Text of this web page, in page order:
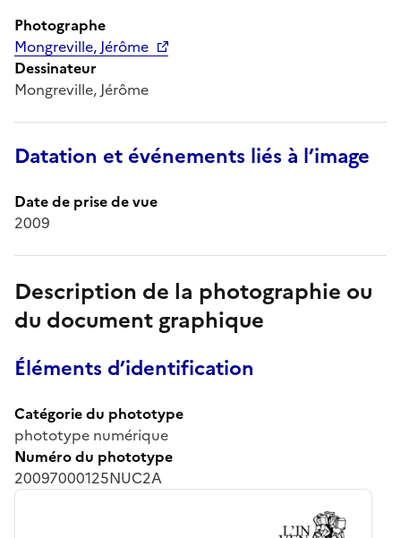
Photographe
Mongreville, Jérôme
Dessinateur
Mongreville, Jérôme
Datation et événements liés à l’image
Date de prise de vue
2009
Description de la photographie ou
du document graphique
Éléments d’identification
Catégorie du phototype
phototype numérique
Numéro du phototype
20097000125NUC2A